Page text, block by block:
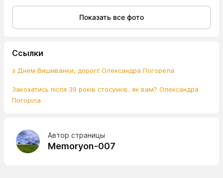
Показать все фото
Ссылки
з Днем Вишиванки, дорогі! Олександра Погорела
Закохатись після 39 років стосунків. як вам? Олександра
Погоріла
Автор страницы
Memoryon-007